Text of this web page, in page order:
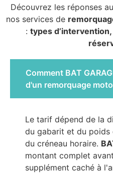
Découvrez les réponses
nos services de
: types
Comment BAT
d'un remorquage
Le tarif dépend de la
du gabarit et du poids
du créneau horaire.
montant complet
supplément caché à